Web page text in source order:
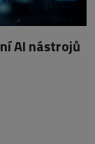
AI nástrojů